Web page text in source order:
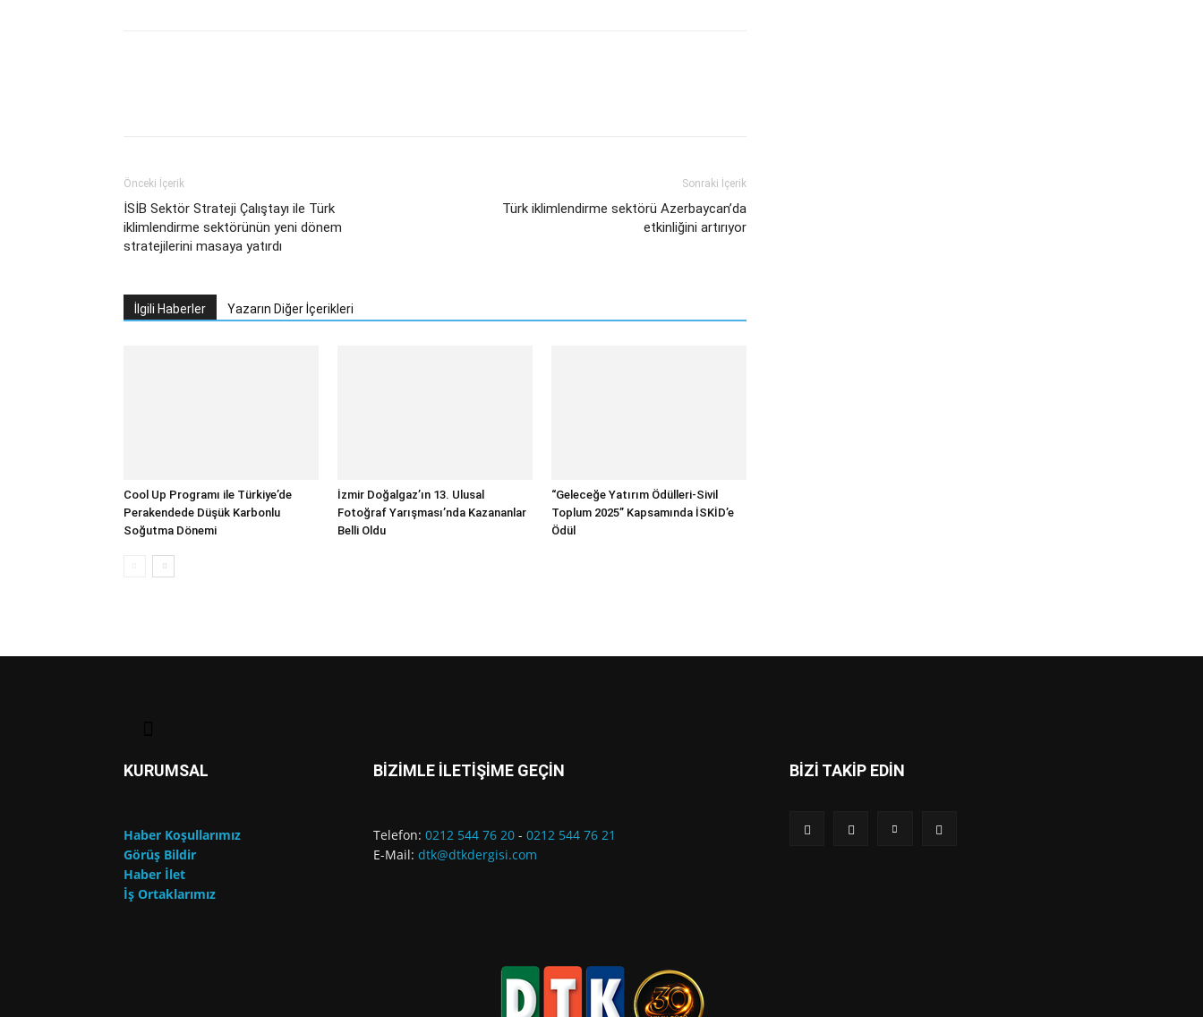
Önceki İçerik
İSİB Sektör Strateji Çalıştayı ile Türk
iklimlendirme sektörünün yeni dönem
stratejilerini masaya yatırdı
Sonraki İçerik
Türk iklimlendirme sektörü Azerbaycan’da
etkinliğini artırıyor
İlgili Haberler Yazarın Diğer İçerikleri
Cool Up Programı ile Türkiye’de
Perakendede Düşük Karbonlu
Soğutma Dönemi
İzmir Doğalgaz’ın 13. Ulusal
Fotoğraf Yarışması’nda Kazananlar
Belli Oldu
“Geleceğe Yatırım Ödülleri-Sivil
Toplum 2025” Kapsamında İSKİD’e
Ödül
KURUMSAL
Haber Koşullarımız
Görüş Bildir
Haber İlet
İş Ortaklarımız
BİZİMLE İLETİŞİME GEÇİN
Telefon: 0212 544 76 20 - 0212 544 76 21
E-Mail: dtk@dtkdergisi.com
BİZİ TAKİP EDİN